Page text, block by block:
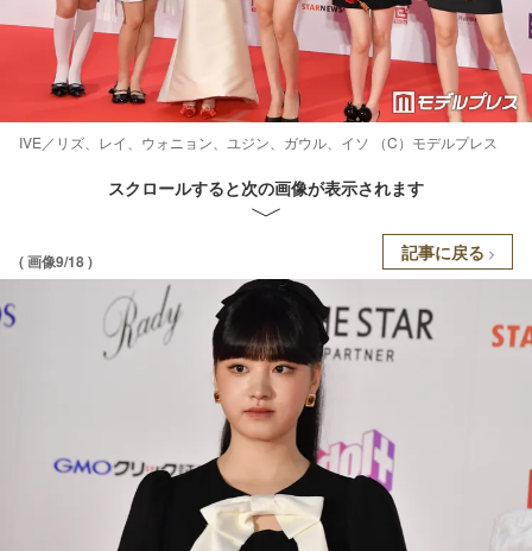
IVE／リズ、レイ、ウォニョン、ユジン、ガウル、イソ （C）モデルプレス
スクロールすると次の画像が表示されます
( 画像9/18 ) 記事に戻る